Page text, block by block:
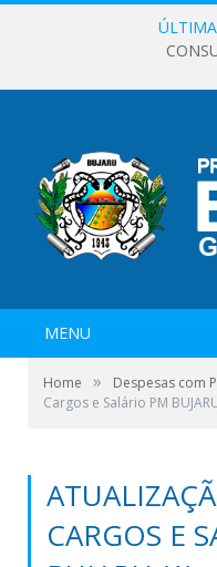
MENU
Home » Despesas com
Cargos e Salário PM
CARGOS E